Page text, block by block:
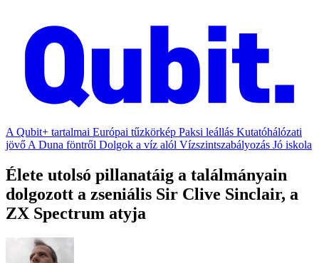
A Qubit+ tartalmai Európai tűzkörkép Paksi leállás Kutatóhálózati
jövő A Duna föntről Dolgok a víz alól Vízszintszabályozás Jó iskola
Élete utolsó pillanatáig a találmányain
dolgozott a zseniális Sir Clive Sinclair, a
ZX Spectrum atyja